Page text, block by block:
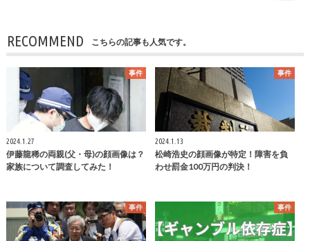
RECOMMEND こちらの記事も人気です。
事件
2024.1.27
伊藤龍稀の両親(父・母)の顔画像は？
家族について調査してみた！
事件
2024.1.13
松崎浩史の顔画像が特定！障害を負
わせ罰金100万円の判決！
事件 事件